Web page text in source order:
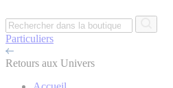
Particuliers
Retours aux Univers